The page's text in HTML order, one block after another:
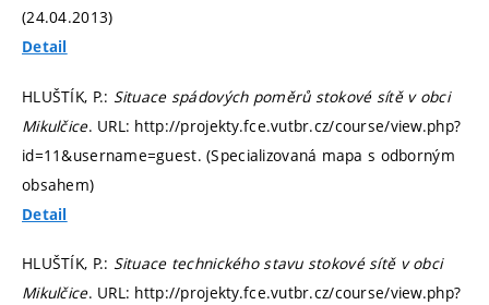
(24.04.2013)
Detail
HLUŠTÍK, P.: Situace spádových poměrů stokové sítě v obci
Mikulčice. URL: http://projekty.fce.vutbr.cz/course/view.php?
id=11&username=guest. (Specializovaná mapa s odborným
obsahem)
Detail
HLUŠTÍK, P.: Situace technického stavu stokové sítě v obci
Mikulčice. URL: http://projekty.fce.vutbr.cz/course/view.php?